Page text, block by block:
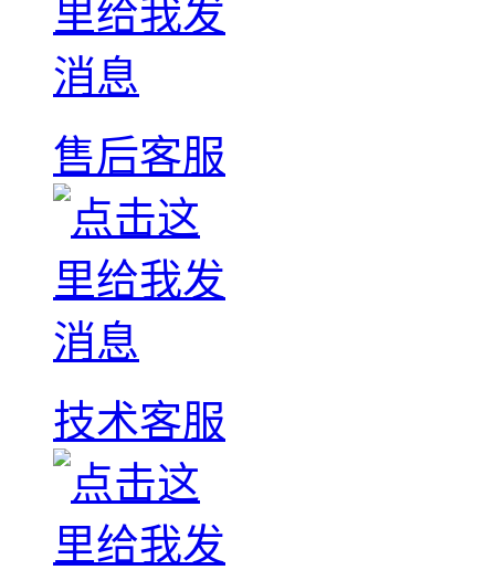
售后客服
技术客服